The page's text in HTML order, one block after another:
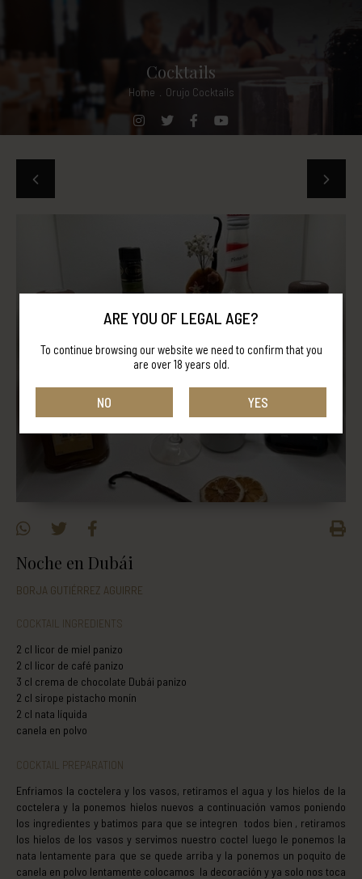
Cocktails
Home Orujo Cocktails
Noche en Dubái
BORJA GUTIÉRREZ AGUIRRE
COCKTAIL INGREDIENTS
2 cl licor de miel panizo
2 cl licor de café panizo
3 cl crema de chocolate Dubái panizo
2 cl sirope pistacho monín
2 cl nata líquida
canela en polvo
COCKTAIL PREPARATION
Enfriamos la coctelera y los vasos, retiramos el agua y los hielos de la
coctelera y la ponemos hielos nuevos a continuación vamos poniendo
los ingredientes y batimos para que se integren todos bien , retiramos
los hielos de los vasos y servimos nuestro coctel luego le ponemos la
nata lentamente para que se quede arriba y la ponemos un poquito de
canela en polvo lentamente colocamos la decoración y ya solo nos toca
ARE YOU OF LEGAL AGE?
To continue browsing our website we need to confirm that you
are over 18 years old.
NO YES